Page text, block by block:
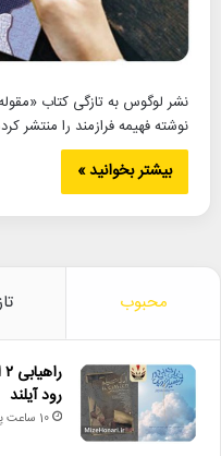
نشر لوگوس به تازگی کتاب
نوشته فهیمه فرازمند را منتشر
بیشتر بخوانید »
محبوب
رود آیلند
10 ساعت پیش